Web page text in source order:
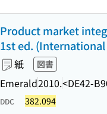
Product market
1st ed.
紙 図書
Emerald2010.<DE42-
DDC 382.094